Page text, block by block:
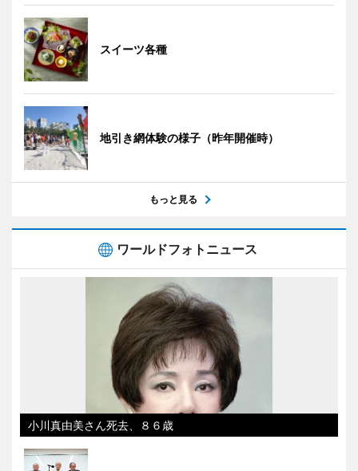
スイーツ各種
地引き網体験の様子（昨年開催時）
もっと見る
ワールドフォトニュース
小川真由美さん死去、８６歳